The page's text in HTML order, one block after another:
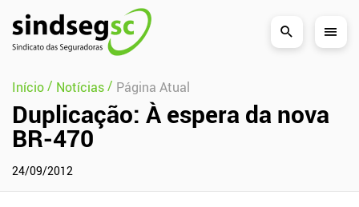
Pular Navegação (s)
Início/ Notícias/ Página Atual
Duplicação: À espera da nova
BR-470
24/09/2012